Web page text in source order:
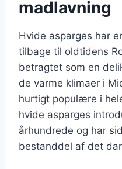
madlavning
Hvide asparges har
tilbage til oldtidens
betragtet som en
de varme klimaer i
hurtigt populære i
hvide asparges
århundrede og har
bestanddel af det